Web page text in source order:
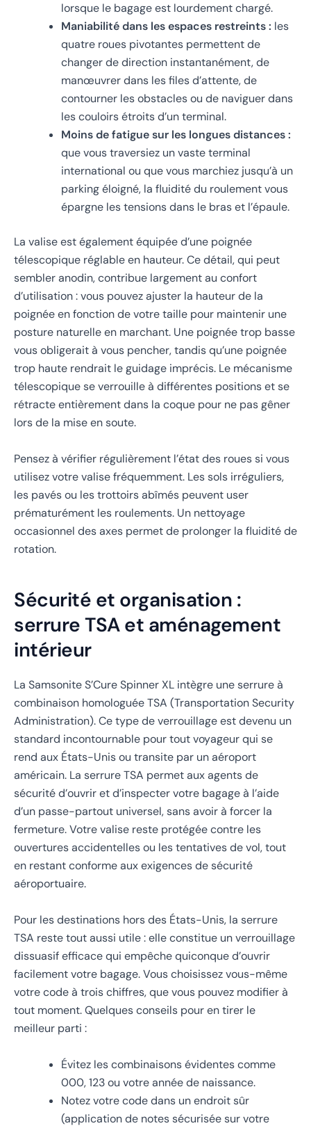
lorsque le bagage est lourdement chargé.
Maniabilité dans les espaces restreints : les
quatre roues pivotantes permettent de
changer de direction instantanément, de
manœuvrer dans les files d’attente, de
contourner les obstacles ou de naviguer dans
les couloirs étroits d’un terminal.
Moins de fatigue sur les longues distances :
que vous traversiez un vaste terminal
international ou que vous marchiez jusqu’à un
parking éloigné, la fluidité du roulement vous
épargne les tensions dans le bras et l’épaule.
La valise est également équipée d’une poignée
télescopique réglable en hauteur. Ce détail, qui peut
sembler anodin, contribue largement au confort
d’utilisation : vous pouvez ajuster la hauteur de la
poignée en fonction de votre taille pour maintenir une
posture naturelle en marchant. Une poignée trop basse
vous obligerait à vous pencher, tandis qu’une poignée
trop haute rendrait le guidage imprécis. Le mécanisme
télescopique se verrouille à différentes positions et se
rétracte entièrement dans la coque pour ne pas gêner
lors de la mise en soute.
Pensez à vérifier régulièrement l’état des roues si vous
utilisez votre valise fréquemment. Les sols irréguliers,
les pavés ou les trottoirs abîmés peuvent user
prématurément les roulements. Un nettoyage
occasionnel des axes permet de prolonger la fluidité de
rotation.
Sécurité et organisation :
serrure TSA et aménagement
intérieur
La Samsonite S’Cure Spinner XL intègre une serrure à
combinaison homologuée TSA (Transportation Security
Administration). Ce type de verrouillage est devenu un
standard incontournable pour tout voyageur qui se
rend aux États-Unis ou transite par un aéroport
américain. La serrure TSA permet aux agents de
sécurité d’ouvrir et d’inspecter votre bagage à l’aide
d’un passe-partout universel, sans avoir à forcer la
fermeture. Votre valise reste protégée contre les
ouvertures accidentelles ou les tentatives de vol, tout
en restant conforme aux exigences de sécurité
aéroportuaire.
Pour les destinations hors des États-Unis, la serrure
TSA reste tout aussi utile : elle constitue un verrouillage
dissuasif efficace qui empêche quiconque d’ouvrir
facilement votre bagage. Vous choisissez vous-même
votre code à trois chiffres, que vous pouvez modifier à
tout moment. Quelques conseils pour en tirer le
meilleur parti :
Évitez les combinaisons évidentes comme
000, 123 ou votre année de naissance.
Notez votre code dans un endroit sûr
(application de notes sécurisée sur votre